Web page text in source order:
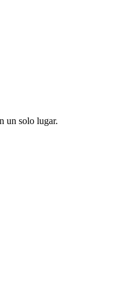
un solo lugar.